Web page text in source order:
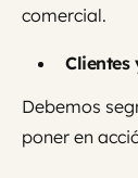
comercial.
Clientes
Debemos
poner en